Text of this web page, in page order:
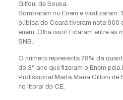
Giffoni de Sousa.
Bombaram no Enem e viralizaram.
púbica do Ceará tiveram nota 900
enem. Olha isso! Ficaram entre as
SNB.
O número representa 78% da
do 3° ano que fizeram o Enem
Profissional Marta Maria Giffoni de
no litoral do CE.